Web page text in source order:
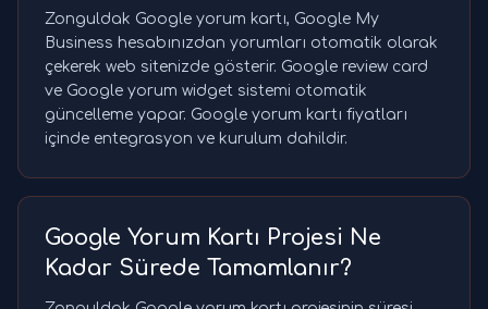
Zonguldak Google yorum kartı, Google My
Business hesabınızdan yorumları otomatik olarak
çekerek web sitenizde gösterir. Google review card
ve Google yorum widget sistemi otomatik
güncelleme yapar. Google yorum kartı fiyatları
içinde entegrasyon ve kurulum dahildir.
Google Yorum Kartı Projesi Ne
Kadar Sürede Tamamlanır?